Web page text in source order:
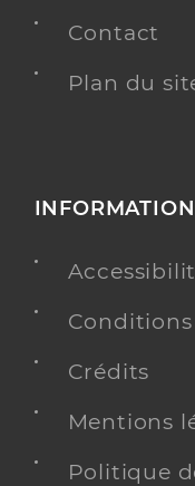
Contact
Plan du
Crédits
Mentions
Politique